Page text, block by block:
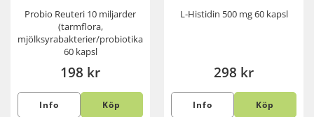
Probio Reuteri 10 miljarder
(tarmflora,
mjölksyrabakterier/probiotika)
60 kapsl
198 kr
Info Köp
L-Histidin 500 mg 60 kapsl
298 kr
Info Köp